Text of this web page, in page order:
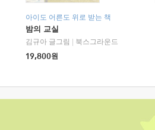
아이도 어른도 위로 받는 책
밤의 교실
김규아 글그림
북스그라운드
19,800원